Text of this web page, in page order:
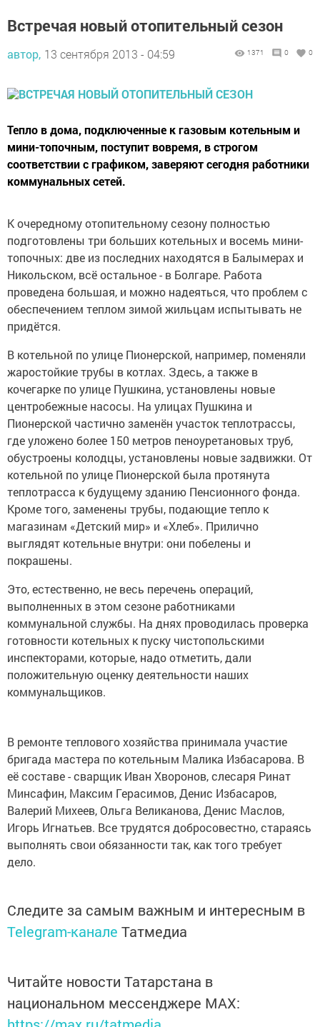
Встречая новый отопительный сезон
автор, 13 сентября 2013 - 04:59 1371 0 0
Тепло в дома, подключенные к газовым котельным и
мини-топочным, поступит вовремя, в строгом
соответствии с графиком, заверяют сегодня работники
коммунальных сетей.
К очередному отопительному сезону полностью
подготовлены три больших котельных и восемь мини-
топочных: две из последних находятся в Балымерах и
Никольском, всё остальное - в Болгаре. Работа
проведена большая, и можно надеяться, что проблем с
обеспечением теплом зимой жильцам испытывать не
придётся.
В котельной по улице Пионерской, например, поменяли
жаростойкие трубы в котлах. Здесь, а также в
кочегарке по улице Пушкина, установлены новые
центробежные насосы. На улицах Пушкина и
Пионерской частично заменён участок теплотрассы,
где уложено более 150 метров пеноуретановых труб,
обустроены колодцы, установлены новые задвижки. От
котельной по улице Пионерской была протянута
теплотрасса к будущему зданию Пенсионного фонда.
Кроме того, заменены трубы, подающие тепло к
магазинам «Детский мир» и «Хлеб». Прилично
выглядят котельные внутри: они побелены и
покрашены.
Это, естественно, не весь перечень операций,
выполненных в этом сезоне работниками
коммунальной службы. На днях проводилась проверка
готовности котельных к пуску чистопольскими
инспекторами, которые, надо отметить, дали
положительную оценку деятельности наших
коммунальщиков.
В ремонте теплового хозяйства принимала участие
бригада мастера по котельным Малика Избасарова. В
её составе - сварщик Иван Хворонов, слесаря Ринат
Минсафин, Максим Герасимов, Денис Избасаров,
Валерий Михеев, Ольга Великанова, Денис Маслов,
Игорь Игнатьев. Все трудятся добросовестно, стараясь
выполнять свои обязанности так, как того требует
дело.
Следите за самым важным и интересным в
Telegram-канале Татмедиа
Читайте новости Татарстана в
национальном мессенджере MАХ: